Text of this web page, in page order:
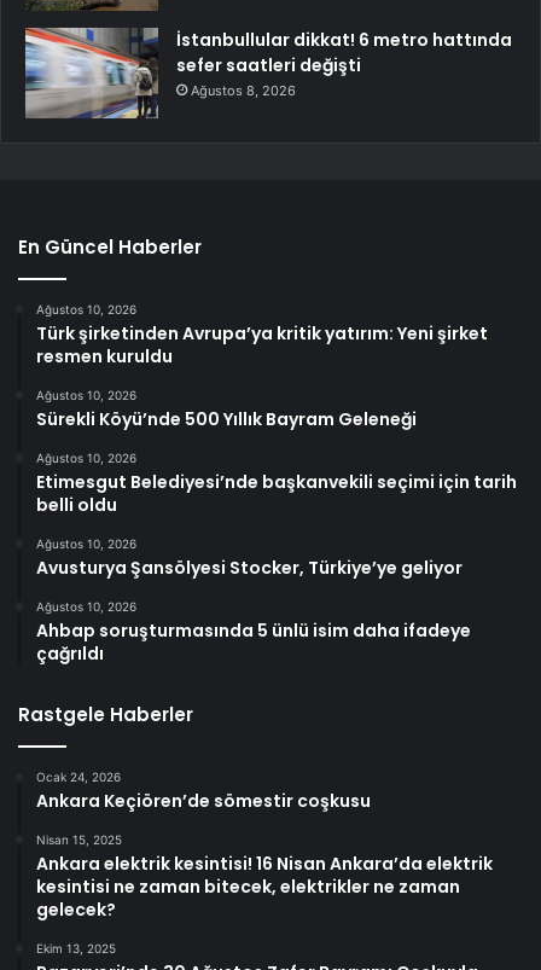
İstanbullular dikkat! 6 metro hattında
sefer saatleri değişti
Ağustos 8, 2026
En Güncel Haberler
Ağustos 10, 2026
Türk şirketinden Avrupa’ya kritik yatırım: Yeni şirket
resmen kuruldu
Ağustos 10, 2026
Sürekli Köyü’nde 500 Yıllık Bayram Geleneği
Ağustos 10, 2026
Etimesgut Belediyesi’nde başkanvekili seçimi için tarih
belli oldu
Ağustos 10, 2026
Avusturya Şansölyesi Stocker, Türkiye’ye geliyor
Ağustos 10, 2026
Ahbap soruşturmasında 5 ünlü isim daha ifadeye
çağrıldı
Rastgele Haberler
Ocak 24, 2026
Ankara Keçiören’de sömestir coşkusu
Nisan 15, 2025
Ankara elektrik kesintisi! 16 Nisan Ankara’da elektrik
kesintisi ne zaman bitecek, elektrikler ne zaman
gelecek?
Ekim 13, 2025